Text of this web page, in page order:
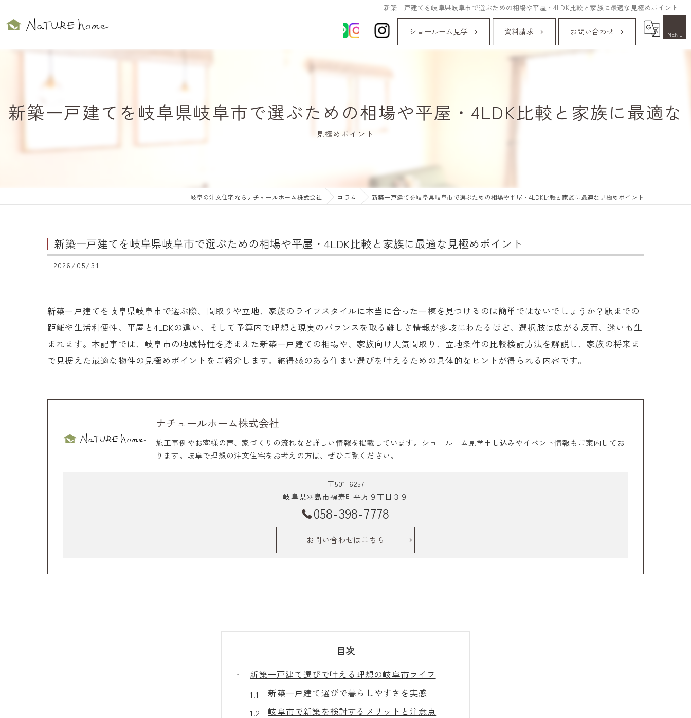
新築一戸建てを岐阜県岐阜市で選ぶための相場や平屋・4LDK比較と家族に最適な見極めポイント
ショールーム見学 資料請求 お問い合わせ
新築一戸建てを岐阜県岐阜市で選ぶための相場や平屋・4LDK比較と家族に最適な
見極めポイント
岐阜の注文住宅ならナチュールホーム株式会社 コラム 新築一戸建てを岐阜県岐阜市で選ぶための相場や平屋・4LDK比較と家族に最適な見極めポイント
新築一戸建てを岐阜県岐阜市で選ぶための相場や平屋・4LDK比較と家族に最適な見極めポイント
2026/05/31
新築一戸建てを岐阜県岐阜市で選ぶ際、間取りや立地、家族のライフスタイルに本当に合った一棟を見つけるのは簡単ではないでしょうか？駅までの
距離や生活利便性、平屋と4LDKの違い、そして予算内で理想と現実のバランスを取る難しさ――情報が多岐にわたるほど、選択肢は広がる反面、迷いも生
まれます。本記事では、岐阜市の地域特性を踏まえた新築一戸建ての相場や、家族向け人気間取り、立地条件の比較検討方法を解説し、家族の将来ま
で見据えた最適な物件の見極めポイントをご紹介します。納得感のある住まい選びを叶えるための具体的なヒントが得られる内容です。
ナチュールホーム株式会社
施工事例やお客様の声、家づくりの流れなど詳しい情報を掲載しています。ショールーム見学申し込みやイベント情報もご案内してお
ります。岐阜で理想の注文住宅をお考えの方は、ぜひご覧ください。
〒501-6257
岐阜県羽島市福寿町平方９丁目３９
058-398-7778
お問い合わせはこちら
目次
新築一戸建て選びで叶える理想の岐阜市ライフ
新築一戸建て選びで暮らしやすさを実感
岐阜市で新築を検討するメリットと注意点